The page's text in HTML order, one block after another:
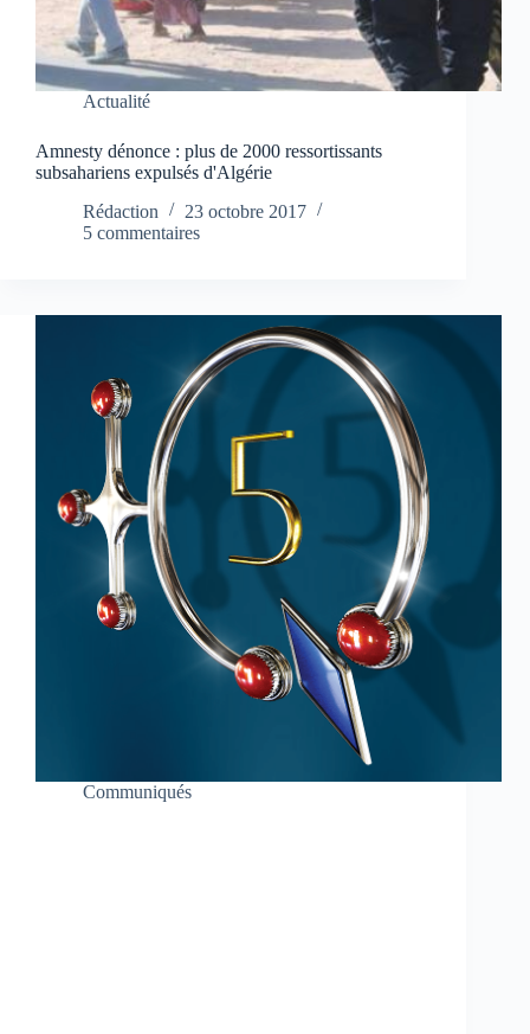
Actualité
Amnesty dénonce : plus de 2000 ressortissants
subsahariens expulsés d'Algérie
Rédaction
23 octobre 2017
5 commentaires
Communiqués